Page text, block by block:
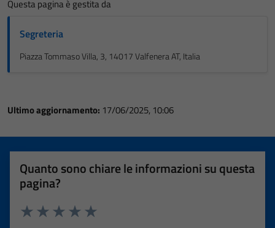
Questa pagina è gestita da
Segreteria
Piazza Tommaso Villa, 3, 14017 Valfenera AT, Italia
Ultimo aggiornamento: 17/06/2025, 10:06
Quanto sono chiare le informazioni su questa
pagina?